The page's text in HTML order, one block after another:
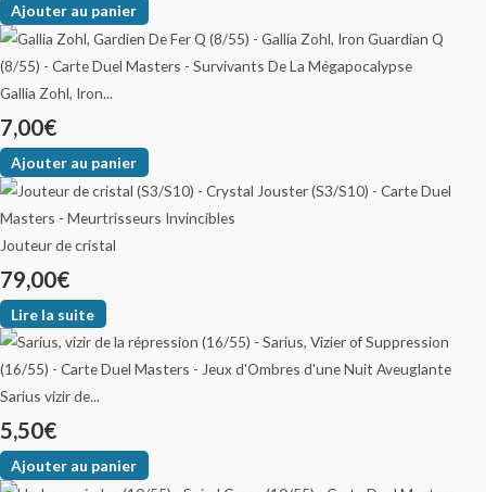
Ajouter au panier
Gallia Zohl, Iron...
7,00€
Ajouter au panier
Jouteur de cristal
79,00€
Lire la suite
Sarius vizir de...
5,50€
Ajouter au panier